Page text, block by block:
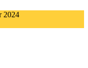
2024